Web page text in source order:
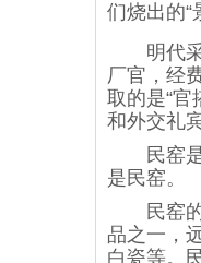
们烧出的“
明代采
厂官，经
取的是“官
和外交礼
民窑是
是民窑。
民窑的
品之一，
白瓷等。